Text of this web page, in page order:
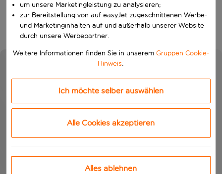
Suchen
um unsere Marketingleistung zu analysieren;
zur Bereitstellung von auf easyJet zugeschnittenen Werbe-
und Marketinginhalten auf und außerhalb unserer Website
durch unsere Werbepartner.
Weitere Informationen finden Sie in unserem Gruppen Cookie-
Hinweis.
Ich möchte selber auswählen
Alle Cookies akzeptieren
Alles ablehnen